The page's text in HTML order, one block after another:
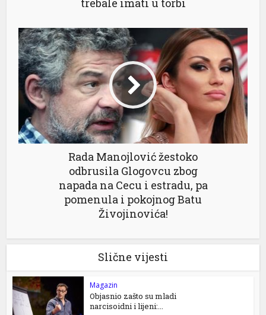
trebale imati u torbi
Rada Manojlović žestoko
odbrusila Glogovcu zbog
napada na Cecu i estradu, pa
pomenula i pokojnog Batu
Živojinovića!
Slične vijesti
Magazin
Objasnio zašto su mladi
narcisoidni i lijeni:...